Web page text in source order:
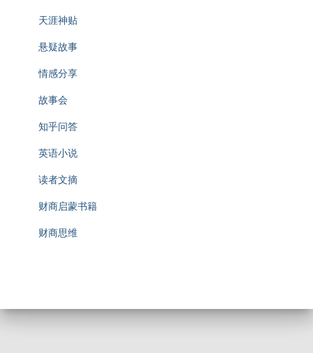
天涯神贴
悬疑故事
情感分享
故事会
知乎问答
英语小说
读者文摘
财商启蒙书籍
财商思维